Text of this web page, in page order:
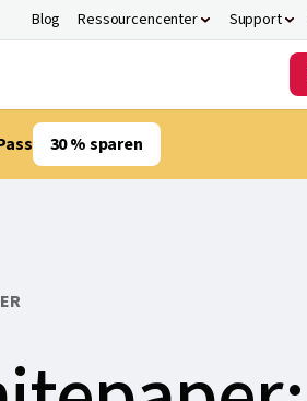
Blog Ressourcencenter Support
30 % sparen